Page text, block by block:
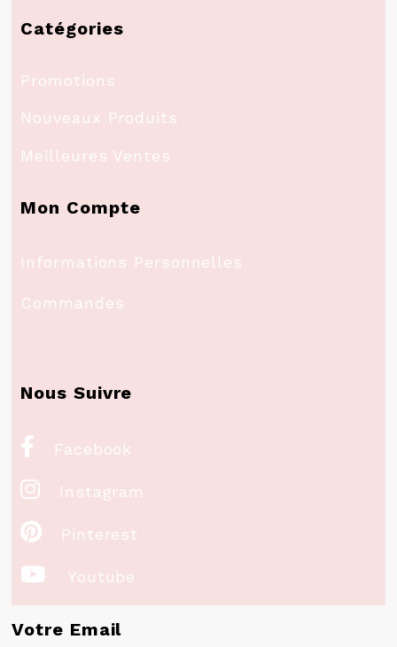
Catégories
Promotions
Nouveaux Produits
Meilleures Ventes
Mon Compte
Informations Personnelles
Commandes
Nous Suivre
 Facebook
 Instagram
 Pinterest
 Youtube
Votre Email